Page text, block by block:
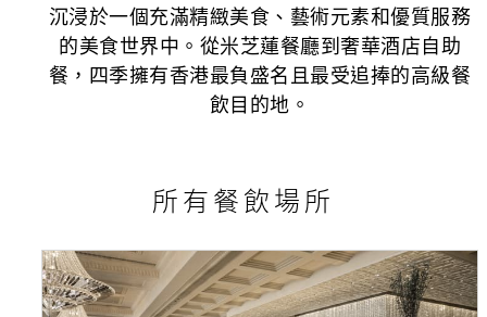
四季外賣預訂服務
沉浸於一個充滿精緻美食、藝術元素和優質服務
的美食世界中。從米芝蓮餐廳到奢華酒店自助
餐，四季擁有香港最負盛名且最受追捧的高級餐
飲目的地。
所有餐飲場所